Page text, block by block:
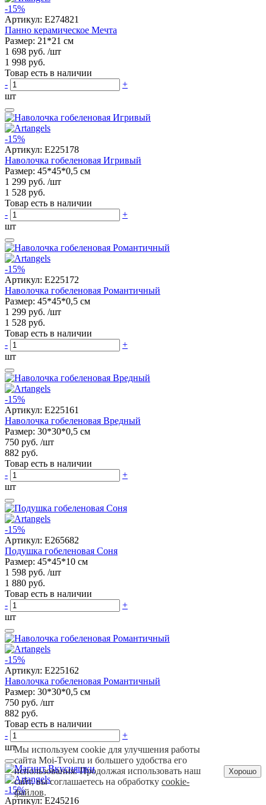
-15%
Артикул: E274821
Панно керамическое Мечта
Размер: 21*21 см
1 698 руб. /шт
1 998 руб.
Товар есть в наличии
-
+
шт
-15%
Артикул: E225178
Наволочка гобеленовая Игривый
Размер: 45*45*0,5 см
1 299 руб. /шт
1 528 руб.
Товар есть в наличии
-
+
шт
-15%
Артикул: E225172
Наволочка гобеленовая Романтичный
Размер: 45*45*0,5 см
1 299 руб. /шт
1 528 руб.
Товар есть в наличии
-
+
шт
-15%
Артикул: E225161
Наволочка гобеленовая Вредный
Размер: 30*30*0,5 см
750 руб. /шт
882 руб.
Товар есть в наличии
-
+
шт
-15%
Артикул: E265682
Подушка гобеленовая Соня
Размер: 45*45*10 см
1 598 руб. /шт
1 880 руб.
Товар есть в наличии
-
+
шт
-15%
Артикул: E225162
Наволочка гобеленовая Романтичный
Размер: 30*30*0,5 см
750 руб. /шт
882 руб.
Товар есть в наличии
-
+
шт
-15%
Артикул: E245216
Мы используем cookie для улучшения работы
сайта Moi-Tvoi.ru и большего удобства его
использования. Продолжая использовать наш
сайт, вы соглашаетесь на обработкуcookie-
файлов.
Хорошо